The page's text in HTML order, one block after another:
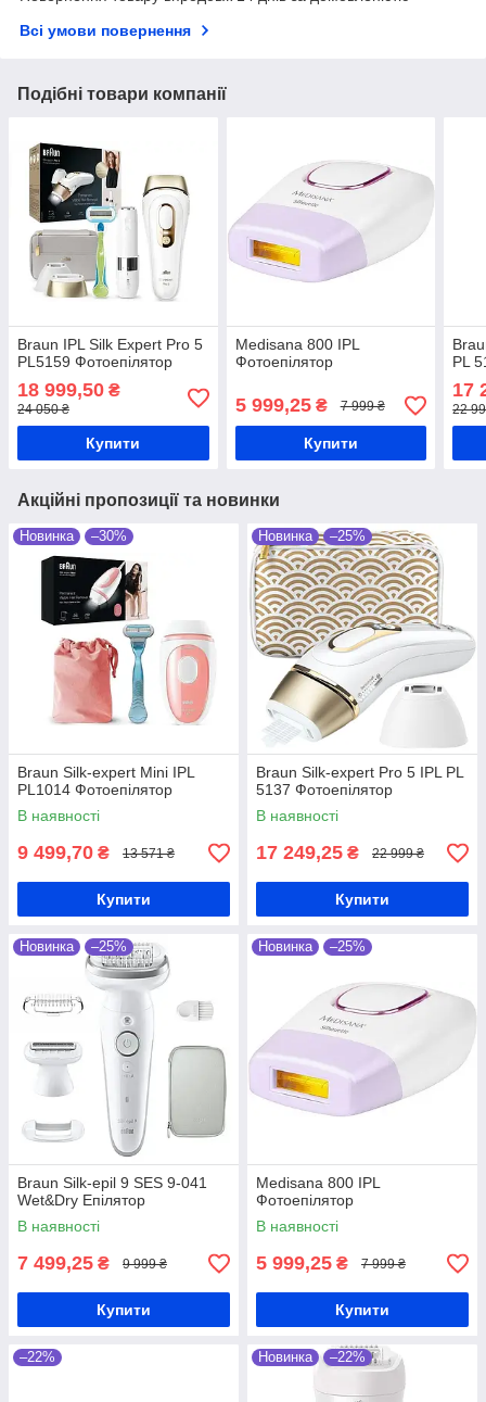
Всі умови повернення
Подібні товари компанії
Braun IPL Silk Expert Pro 5
PL5159 Фотоепілятор
18 999,50 ₴
24 050 ₴
Купити
Medisana 800 IPL
Фотоепілятор
5 999,25₴ 7 999 ₴
Купити
PL
17
22
Акційні пропозиції та новинки
Новинка –30%
Braun Silk-expert Mini IPL
PL1014 Фотоепілятор
В наявності
9 499,70 ₴ 13 571 ₴
Купити
Новинка –25%
Braun Silk-expert Pro 5 IPL PL
5137 Фотоепілятор
В наявності
17 249,25 ₴ 22 999 ₴
Купити
Новинка –25%
Braun Silk-epil 9 SES 9-041
Wet&Dry Епілятор
В наявності
7 499,25 ₴ 9 999 ₴
Купити
Новинка –25%
Medisana 800 IPL
Фотоепілятор
В наявності
5 999,25 ₴ 7 999 ₴
Купити
–22% Новинка –22%